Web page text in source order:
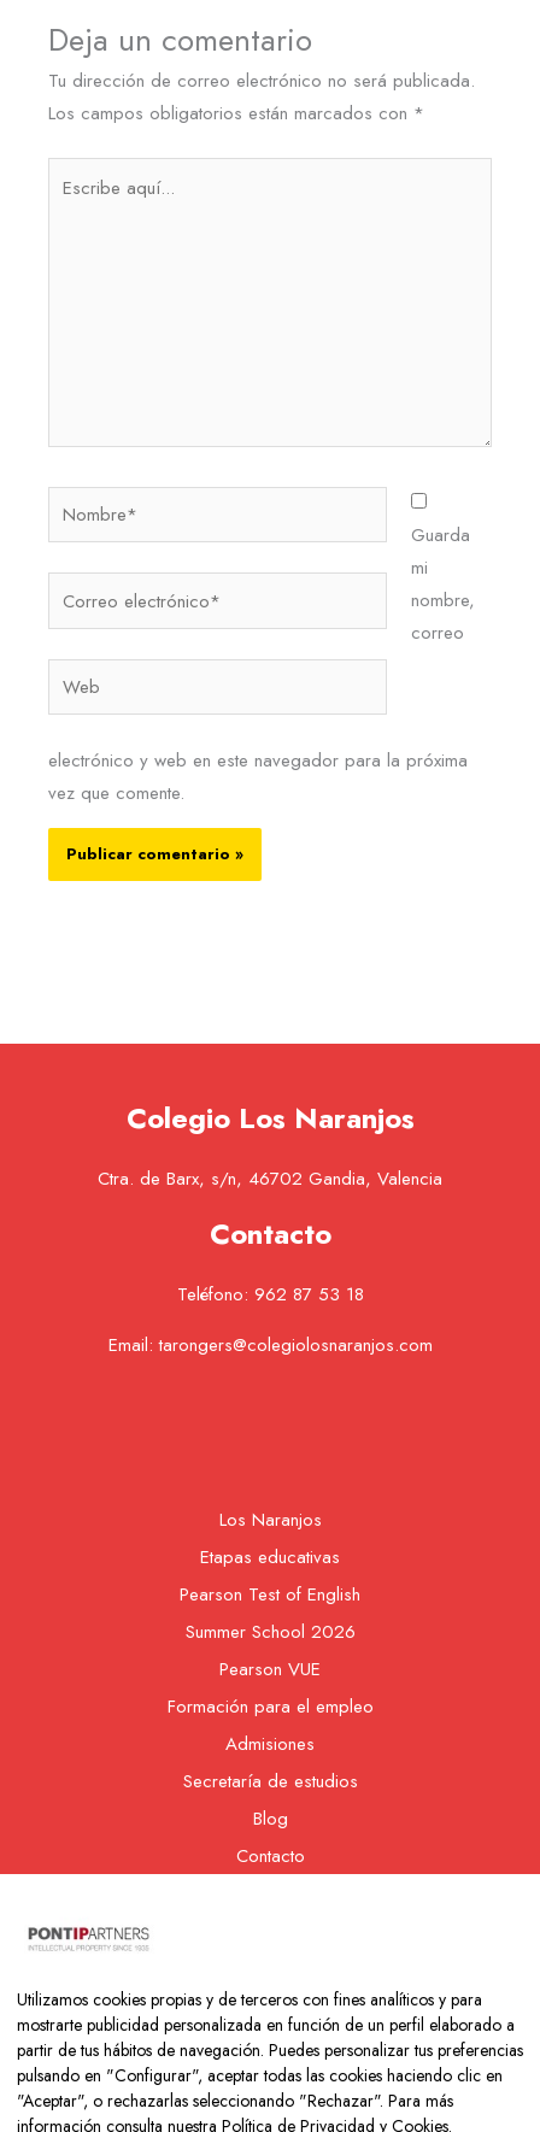
Deja un comentario
Tu dirección de correo electrónico no será publicada.
Los campos obligatorios están marcados con *
Nombre*
Guarda
mi
nombre,
correo
electrónico y web en este navegador para la próxima
vez que comente.
Colegio Los Naranjos
Ctra. de Barx, s/n, 46702 Gandia, Valencia
Contacto
Teléfono: 962 87 53 18
Email:tarongers@colegiolosnaranjos.com
Los Naranjos
Etapas educativas
Pearson Test of English
Summer School 2026
Pearson VUE
Formación para el empleo
Admisiones
Secretaría de estudios
Blog
Contacto
Utilizamos cookies propias y de terceros con fines analíticos y para
mostrarte publicidad personalizada en función de un perfil elaborado a
partir de tus hábitos de navegación. Puedes personalizar tus preferencias
pulsando en "Configurar", aceptar todas las cookies haciendo clic en
"Aceptar", o rechazarlas seleccionando "Rechazar". Para más
información consulta nuestra Política de Privacidad y Cookies.